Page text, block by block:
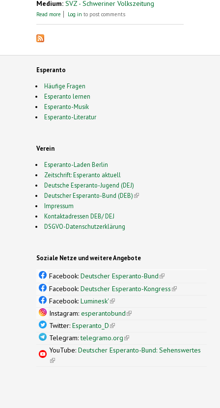
Medium: SVZ - Schweriner Volkszeitung
Read more about Esperanto. Eine Sprache verbindet
Log in to post comments
Esperanto
Häufige Fragen
Esperanto lernen
Esperanto-Musik
Esperanto-Literatur
Verein
Esperanto-Laden Berlin
Zeitschrift: Esperanto aktuell
Deutsche Esperanto-Jugend (DEJ)
Deutscher Esperanto-Bund (DEB)(link is external)
Impressum
Kontaktadressen DEB/ DEJ
DSGVO-Datenschutzerklärung
Soziale Netze und weitere Angebote
Facebook: Deutscher Esperanto-Bund(link is
external)
Facebook: Deutscher Esperanto-Kongress(link is
Facebook: Luminesk'(link is external)
Instagram: esperantobund(link is external)
Twitter: Esperanto_D(link is external)
Telegram:telegramo.org(link is external)
YouTube: Deutscher Esperanto-Bund: Sehenswertes
(link is external)